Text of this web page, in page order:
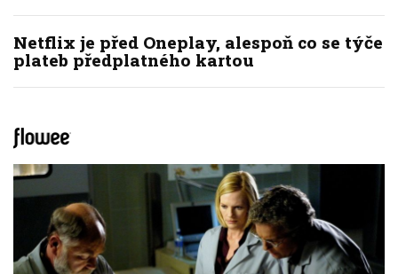
Netflix je před Oneplay, alespoň co se týče
plateb předplatného kartou